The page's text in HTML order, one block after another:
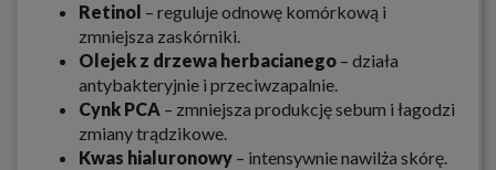
Retinol – reguluje odnowę komórkową i
zmniejsza zaskórniki.
Olejek z drzewa herbacianego – działa
antybakteryjnie i przeciwzapalnie.
Cynk PCA – zmniejsza produkcję sebum i łagodzi
zmiany trądzikowe.
Kwas hialuronowy – intensywnie nawilża skórę.